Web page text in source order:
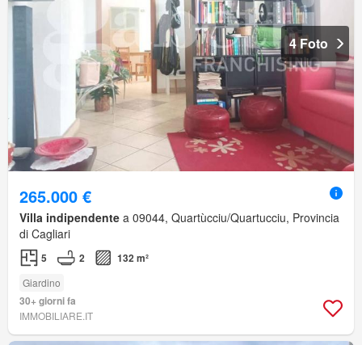
4 Foto
265.000 €
Villa indipendente a 09044, Quartùcciu/Quartucciu, Provincia
di Cagliari
5 2 132 m²
Giardino
30+ giorni fa
IMMOBILIARE.IT